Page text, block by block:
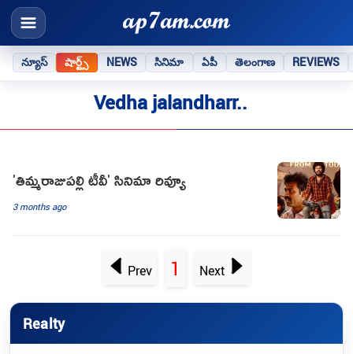
న్యూస్ షార్ట్స్ NEWS సినిమా ఏపీ తెలంగాణ REVIEWS
Vedha jalandharr..
'తిమ్మరాజుపల్లి టీవీ' సినిమా రివ్యూ
3 months ago
Prev 1 Next
Realty